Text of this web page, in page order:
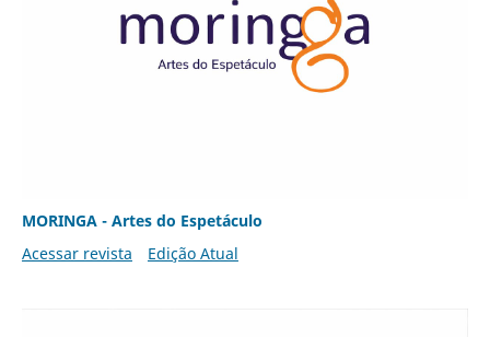
MORINGA - Artes do Espetáculo
Acessar revista
Edição Atual